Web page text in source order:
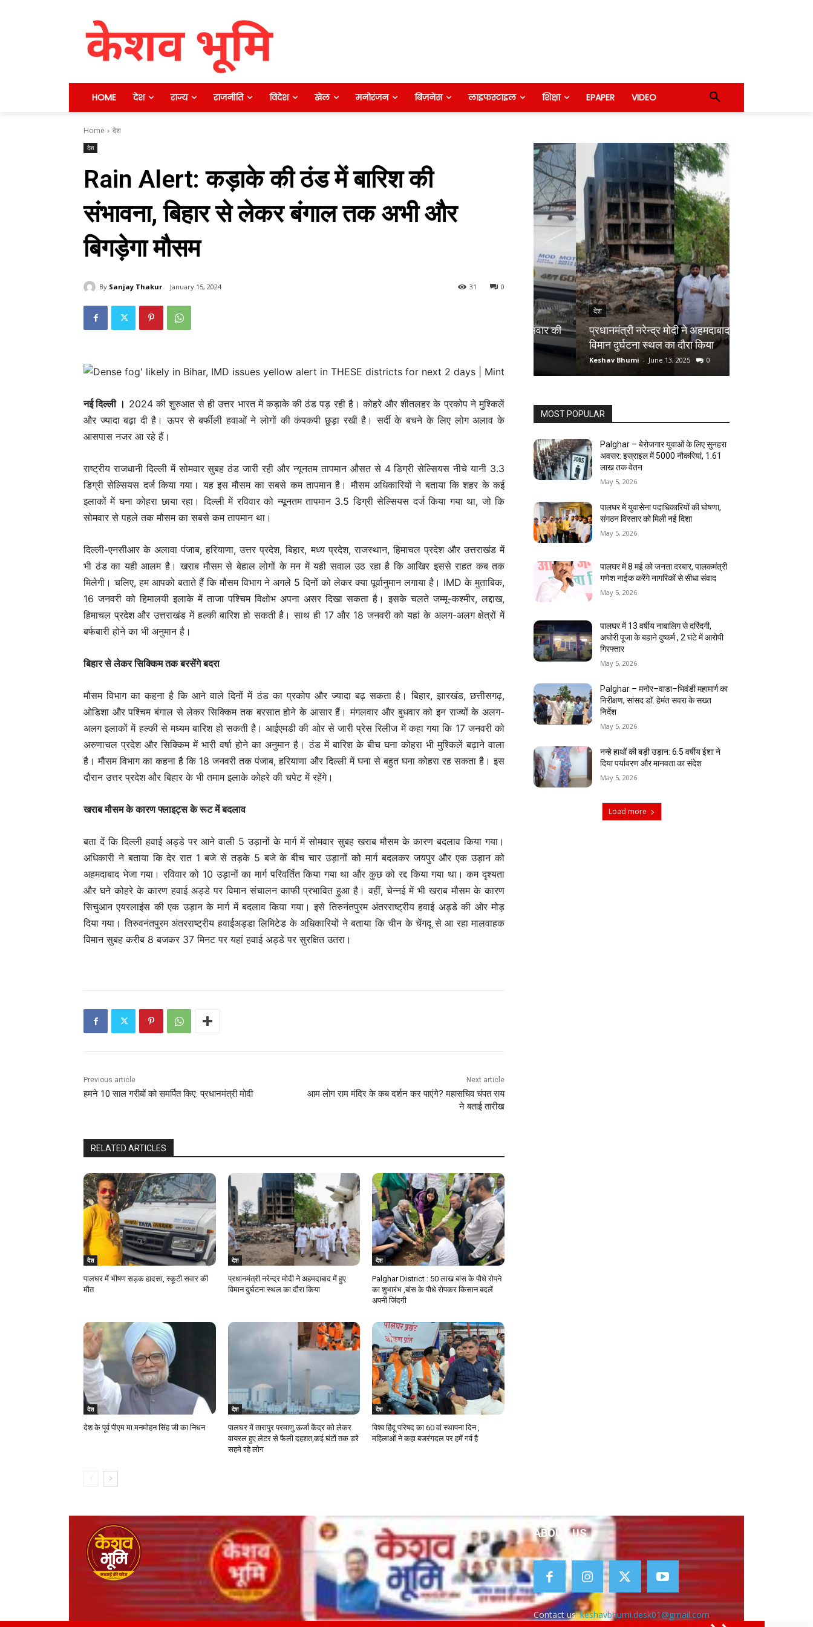
HOME देश राज्य राजनीति विदेश खेल मनोरंजन बिज़नेस लाइफस्टाइल शिक्षा EPAPER VIDEO
Home देश
देश
Rain Alert: कड़ाके की ठंड में बारिश की
संभावना, बिहार से लेकर बंगाल तक अभी और
बिगड़ेगा मौसम
By Sanjay Thakur January 15, 2024 0
31
नई दिल्‍ली । 2024 की शुरुआत से ही उत्तर भारत में कड़ाके की ठंड पड़ रही है। कोहरे और शीतलहर के प्रकोप ने मुश्किलें
और ज्यादा बढ़ा दी है। ऊपर से बर्फीली हवाओं ने लोगों की कंपकपी छुड़ा रखी है। सर्दी के बचने के लिए लोग अलाव के
आसपास नजर आ रहे हैं।
राष्ट्रीय राजधानी दिल्ली में सोमवार सुबह ठंड जारी रही और न्यूनतम तापमान औसत से 4 डिग्री सेल्सियस नीचे यानी 3.3
डिग्री सेल्सियस दर्ज किया गया। यह इस मौसम का सबसे कम तापमान है। मौसम अधिकारियों ने बताया कि शहर के कई
इलाकों में घना कोहरा छाया रहा। दिल्ली में रविवार को न्यूनतम तापमान 3.5 डिग्री सेल्सियस दर्ज किया गया था, जो कि
सोमवार से पहले तक मौसम का सबसे कम तापमान था।
दिल्ली-एनसीआर के अलावा पंजाब, हरियाणा, उत्तर प्रदेश, बिहार, मध्य प्रदेश, राजस्थान, हिमाचल प्रदेश और उत्तराखंड में
भी ठंड का यही आलम है। खराब मौसम से बेहाल लोगों के मन में यही सवाल उठ रहा है कि आखिर इससे राहत कब तक
मिलेगी। चलिए, हम आपको बताते हैं कि मौसम विभाग ने अगले 5 दिनों को लेकर क्या पूर्वानुमान लगाया है। IMD के मुताबिक,
16 जनवरी को हिमालयी इलाके में ताजा पश्चिम विक्षोभ अपना असर दिखा सकता है। इसके चलते जम्मू-कश्मीर, लद्दाख,
हिमाचल प्रदेश और उत्तराखंड में हल्की बारिश हो सकती है। साथ ही 17 और 18 जनवरी को यहां के अलग-अलग क्षेत्रों में
बर्फबारी होने का भी अनुमान है।
बिहार से लेकर सिक्किम तक बरसेंगे बदरा
मौसम विभाग का कहना है कि आने वाले दिनों में ठंड का प्रकोप और ज्यादा बढ़ सकता है। बिहार, झारखंड, छत्तीसगढ़,
ओडिशा और पश्चिम बंगाल से लेकर सिक्किम तक बरसात होने के आसार हैं। मंगलवार और बुधवार को इन राज्यों के अलग-
अलग इलाकों में हल्की से मध्यम बारिश हो सकती है। आईएमडी की ओर से जारी प्रेस रिलीज में कहा गया कि 17 जनवरी को
अरुणाचल प्रदेश और सिक्किम में भारी वर्षा होने का अनुमान है। ठंड में बारिश के बीच घना कोहरा भी मुश्किलें बढ़ाने वाला
है। मौसम विभाग का कहना है कि 18 जनवरी तक पंजाब, हरियाणा और दिल्ली में घना से बहुत घना कोहरा रह सकता है। इस
दौरान उत्तर प्रदेश और बिहार के भी तमाम इलाके कोहरे की चपेट में रहेंगे।
खराब मौसम के कारण फ्लाइट्स के रूट में बदलाव
बता दें कि दिल्ली हवाई अड्डे पर आने वाली 5 उड़ानों के मार्ग में सोमवार सुबह खराब मौसम के कारण बदलाव किया गया।
अधिकारी ने बताया कि देर रात 1 बजे से तड़के 5 बजे के बीच चार उड़ानों को मार्ग बदलकर जयपुर और एक उड़ान को
अहमदाबाद भेजा गया। रविवार को 10 उड़ानों का मार्ग परिवर्तित किया गया था और कुछ को रद्द किया गया था। कम दृश्यता
और घने कोहरे के कारण हवाई अड्डे पर विमान संचालन काफी प्रभावित हुआ है। वहीं, चेन्नई में भी खराब मौसम के कारण
सिचुआन एयरलाइंस की एक उड़ान के मार्ग में बदलाव किया गया। इसे तिरुनंतपुरम अंतरराष्ट्रीय हवाई अड्डे की ओर मोड़
दिया गया। तिरुवनंतपुरम अंतरराष्ट्रीय हवाईअड्डा लिमिटेड के अधिकारियों ने बताया कि चीन के चेंगदू से आ रहा मालवाहक
विमान सुबह करीब 8 बजकर 37 मिनट पर यहां हवाई अड्डे पर सुरक्षित उतरा।
Previous article
हमने 10 साल गरीबों को समर्पित किए: प्रधानमंत्री मोदी
Next article
आम लोग राम मंदिर के कब दर्शन कर पाएंगे? महासचिव चंपत राय
ने बताई तारीख
RELATED ARTICLES
देश
पालघर में भीषण सड़क हादसा, स्कूटी सवार की
मौत
देश
प्रधानमंत्री नरेन्द्र मोदी ने अहमदाबाद में हुए
विमान दुर्घटना स्थल का दौरा किया
देश
Palghar District : 50 लाख बांस के पौधे रोपने
का शुभारंभ ,बांस के पौधे रोपकर किसान बदलें
अपनी जिंदगी
देश
देश के पूर्व पीएम मा.मनमोहन सिंह जी का निधन
देश
पालघर में तारापुर परमाणु ऊर्जा केंद्र को लेकर
वायरल हुए लेटर से फैली दहशत,कई घंटों तक डरे
सहमे रहे लोग
देश
विश्व हिंदू परिषद का 60 वां स्थापना दिन ,
महिलाओं ने कहा बजरंगदल पर हमें गर्व है
देश
प्रधानमंत्री नरेन्द्र मोदी ने अहमदाबाद में हुए
विमान दुर्घटना स्थल का दौरा किया
Keshav Bhumi - June 13, 2025 0
MOST POPULAR
Palghar – बेरोजगार युवाओं के लिए सुनहरा
अवसर: इस्राइल में 5000 नौकरियां, ₹1.61
लाख तक वेतन
May 5, 2026
पालघर में युवासेना पदाधिकारियों की घोषणा,
संगठन विस्तार को मिली नई दिशा
May 5, 2026
पालघर में 8 मई को जनता दरबार, पालकमंत्री
गणेश नाईक करेंगे नागरिकों से सीधा संवाद
May 5, 2026
पालघर में 13 वर्षीय नाबालिग से दरिंदगी,
अघोरी पूजा के बहाने दुष्कर्म , 2 घंटे में आरोपी
गिरफ्तार
May 5, 2026
Palghar – मनोर–वाडा–भिवंडी महामार्ग का
निरीक्षण, सांसद डॉ. हेमंत सवरा के सख्त
निर्देश
May 5, 2026
नन्हे हाथों की बड़ी उड़ान: 6.5 वर्षीय ईशा ने
दिया पर्यावरण और मानवता का संदेश
May 5, 2026
Load more
ABOUT US
Contact us:keshavbhumi.desk01@gmail.com